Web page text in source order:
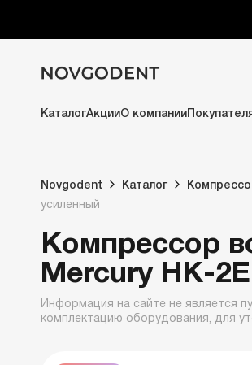
КаталогАкцииО компании
Novgodent Каталог
усиленный
Компрессор
Mercury HK-
Информация на сайте не является
комплектацию оборудования, для